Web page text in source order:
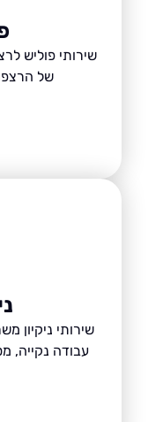
שירותי פוליש לרצפות
של הרצפה
שירותי ניקיון משרדים
עבודה נקייה, מסודרת